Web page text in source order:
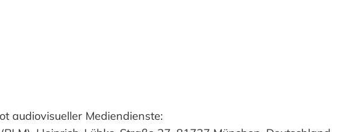
audiovisueller Mediendienste: